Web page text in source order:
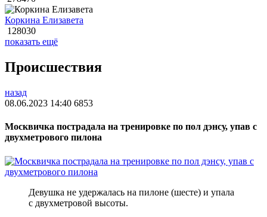
Коркина Елизавета
128030
показать ещё
Происшествия
назад
08.06.2023 14:40 6853
Москвичка пострадала на тренировке по пол дэнсу, упав с
двухметрового пилона
Девушка не удержалась на пилоне (шесте) и упала
с двухметровой высоты.